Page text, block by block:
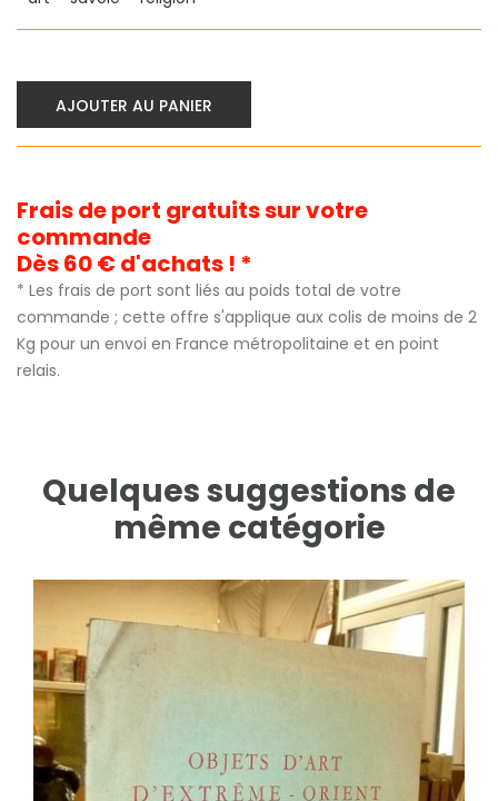
AJOUTER AU PANIER
Frais de port gratuits sur votre
commande
Dès 60 € d'achats ! *
* Les frais de port sont liés au poids total de votre
commande ; cette offre s'applique aux colis de moins de 2
Kg pour un envoi en France métropolitaine et en point
relais.
Quelques suggestions de
même catégorie